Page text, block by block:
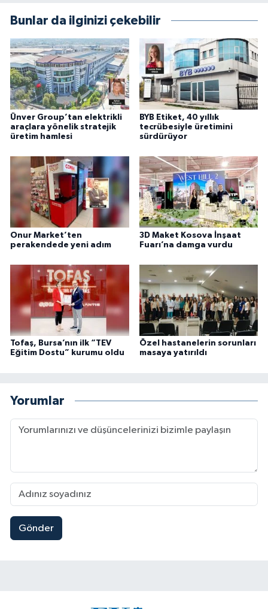
Bunlar da ilginizi çekebilir
Ünver Group’tan elektrikli
araçlara yönelik stratejik
üretim hamlesi
BYB Etiket, 40 yıllık
tecrübesiyle üretimini
sürdürüyor
Onur Market’ten
perakendede yeni adım
3D Maket Kosova İnşaat
Fuarı’na damga vurdu
Tofaş, Bursa’nın ilk “TEV
Eğitim Dostu” kurumu oldu
Özel hastanelerin sorunları
masaya yatırıldı
Yorumlar
Gönder